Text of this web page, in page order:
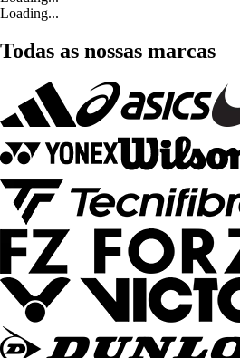
Loading...
Todas as nossas marcas